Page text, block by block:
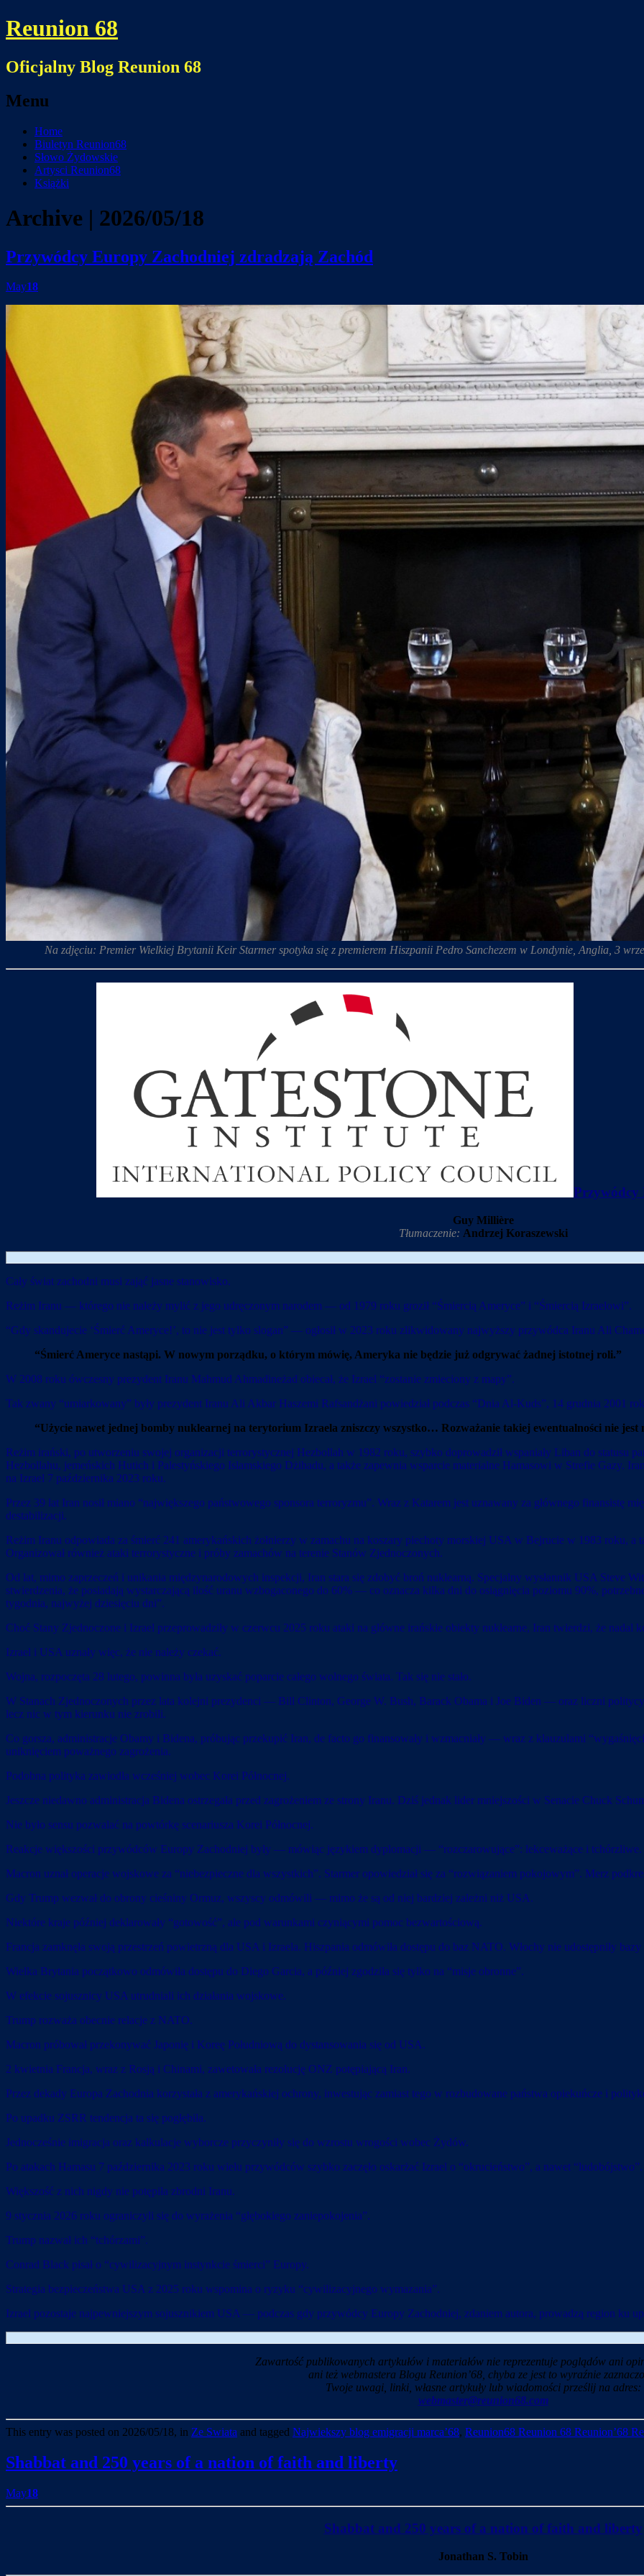
Reunion 68
Oficjalny Blog Reunion 68
Menu
Skip
content
Home
Biuletyn Reunion68
Słowo Żydowskie
Artysci Reunion68
Książki
Archive | 2026/05/18
Przywódcy Europy Zachodniej zdradzają Zachód
May18
Na zdjęciu: Premier Wielkiej Brytanii Keir Starmer spotyka się z premierem Hiszpanii Pedro Sanchezem w Londynie, Anglia, 3
Przywódcy
Guy Millière
Tłumaczenie: Andrzej Koraszewski
Cały świat zachodni musi zająć jasne stanowisko.
Reżim Iranu — którego nie należy mylić z jego udręczonym narodem — od 1979 roku groził “Śmiercią Ameryce” i “Śmiercią Izraelowi”.
“Gdy skandujecie ‘Śmierć Ameryce!’, to nie jest tylko slogan” — ogłosił w 2023 roku zlikwidowany najwyższy przywódca Iranu Ali
“Śmierć Ameryce nastąpi. W nowym porządku, o którym mówię, Ameryka nie będzie już odgrywać żadnej istotnej roli.”
W 2008 roku ówczesny prezydent Iranu Mahmud Ahmadineżad obiecał, że Izrael “zostanie zmieciony z mapy”.
Tak zwany “umiarkowany” były prezydent Iranu Ali Akbar Haszemi Rafsandżani powiedział podczas “Dnia Al-Kuds”, 14 grudnia 2001
“Użycie nawet jednej bomby nuklearnej na terytorium Izraela zniszczy wszystko… Rozważanie takiej ewentualności nie jest
Reżim irański, po utworzeniu swojej organizacji terrorystycznej Hezbollah w 1982 roku, szybko doprowadził wspaniały Liban do statusu
Hezbollahu, jemeńskich Hutich i Palestyńskiego Islamskiego Dżihadu, a także zapewnia wsparcie materialne Hamasowi w Strefie Gazy.
na Izrael 7 października 2023 roku.
Przez 39 lat Iran nosił miano “największego państwowego sponsora terroryzmu”. Wraz z Katarem jest uznawany za głównego finansistę
destabilizacji.
Reżim Iranu odpowiada za śmierć 241 amerykańskich żołnierzy w zamachu na koszary piechoty morskiej USA w Bejrucie w 1983 roku, a
Organizował również ataki terrorystyczne i próby zamachów na terenie Stanów Zjednoczonych.
Od lat, mimo zaprzeczeń i unikania międzynarodowych inspekcji, Iran stara się zdobyć broń nuklearną. Specjalny wysłannik USA Steve
stwierdzenia, że posiadają wystarczającą ilość uranu wzbogaconego do 60% — co oznacza kilka dni do osiągnięcia poziomu 90%,
tygodnia, najwyżej dziesięciu dni”.
Choć Stany Zjednoczone i Izrael przeprowadziły w czerwcu 2025 roku ataki na główne irańskie obiekty nuklearne, Iran twierdzi, że nadal
Izrael i USA uznały więc, że nie należy czekać.
Wojna, rozpoczęta 28 lutego, powinna była uzyskać poparcie całego wolnego świata. Tak się nie stało.
W Stanach Zjednoczonych przez lata kolejni prezydenci — Bill Clinton, George W. Bush, Barack Obama i Joe Biden — oraz liczni
lecz nic w tym kierunku nie zrobili.
Co gorsza, administracje Obamy i Bidena, próbując przekupić Iran, de facto go finansowały i wzmacniały — wraz z klauzulami
uniknięciem poważnego zagrożenia.
Podobna polityka zawiodła wcześniej wobec Korei Północnej.
Jeszcze niedawno administracja Bidena ostrzegała przed zagrożeniem ze strony Iranu. Dziś jednak lider mniejszości w Senacie Chuck
Nie było sensu pozwalać na powtórkę scenariusza Korei Północnej.
Reakcje większości przywódców Europy Zachodniej były — mówiąc językiem dyplomacji — “rozczarowujące”: lekceważące i tchórzliwe.
Macron uznał operacje wojskowe za “niebezpieczne dla wszystkich”. Starmer opowiedział się za “rozwiązaniem pokojowym”. Merz
Gdy Trump wezwał do obrony cieśniny Ormuz, wszyscy odmówili — mimo że są od niej bardziej zależni niż USA.
Niektóre kraje później deklarowały “gotowość”, ale pod warunkami czyniącymi pomoc bezwartościową.
Francja zamknęła swoją przestrzeń powietrzną dla USA i Izraela. Hiszpania odmówiła dostępu do baz NATO. Włochy nie udostępniły
Wielka Brytania początkowo odmówiła dostępu do Diego Garcia, a później zgodziła się tylko na “misje obronne”.
W efekcie sojusznicy USA utrudniali ich działania wojskowe.
Trump rozważa obecnie relacje z NATO.
Macron próbował przekonywać Japonię i Koreę Południową do dystansowania się od USA.
2 kwietnia Francja, wraz z Rosją i Chinami, zawetowała rezolucję ONZ potępiającą Iran.
Przez dekady Europa Zachodnia korzystała z amerykańskiej ochrony, inwestując zamiast tego w rozbudowane państwa opiekuńcze i
Po upadku ZSRR tendencja ta się pogłębiła.
Jednocześnie imigracja oraz kalkulacje wyborcze przyczyniły się do wzrostu wrogości wobec Żydów.
Po atakach Hamasu 7 października 2023 roku wielu przywódców szybko zaczęło oskarżać Izrael o “okrucieństwo”, a nawet “ludobójstwo”.
Większość z nich nigdy nie potępiła zbrodni Iranu.
9 stycznia 2026 roku ograniczyli się do wyrażenia “głębokiego zaniepokojenia”.
Trump nazwał ich “tchórzami”.
Conrad Black pisał o “cywilizacyjnym instynkcie śmierci” Europy.
Strategia bezpieczeństwa USA z 2025 roku wspomina o ryzyku “cywilizacyjnego wymazania”.
Izrael pozostaje najpewniejszym sojusznikiem USA — podczas gdy przywódcy Europy Zachodniej, zdaniem autora, prowadzą region ku
Zawartość publikowanych artykułów i materiałów nie reprezentuje poglądów ani
ani też webmastera Blogu Reunion’68, chyba ze jest to wyraźnie
Twoje uwagi, linki, własne artykuły lub wiadomości prześlij na adres:
webmaster@reunion68.com
This entry was posted on 2026/05/18, in Ze Swiata and tagged Najwiekszy blog emigracji marca’68, Reunion68 Reunion 68 Reunion’68
Shabbat and 250 years of a nation of faith and liberty
May18
Shabbat and 250 years of a nation of faith and liberty
Jonathan S. Tobin